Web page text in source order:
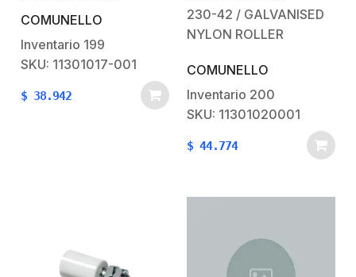
COMUNELLO
Inventario 199
SKU: 11301017-001
$ 38.942
230-42 / GALVANISED
NYLON ROLLER
COMUNELLO
Inventario 200
SKU: 11301020001
$ 44.774